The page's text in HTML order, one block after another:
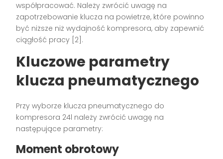
współpracować. Należy zwrócić uwagę na
zapotrzebowanie klucza na powietrze, które powinno
być niższe niż wydajność kompresora, aby zapewnić
ciągłość pracy [2].
Kluczowe parametry
klucza pneumatycznego
Przy wyborze klucza pneumatycznego do
kompresora 24l należy zwrócić uwagę na
następujące parametry:
Moment obrotowy